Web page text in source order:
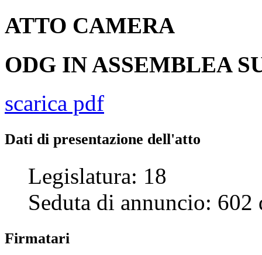
ATTO CAMERA
ODG IN ASSEMBLEA
scarica pdf
Dati di presentazione dell'atto
Legislatura: 18
Seduta di annuncio: 602
Firmatari